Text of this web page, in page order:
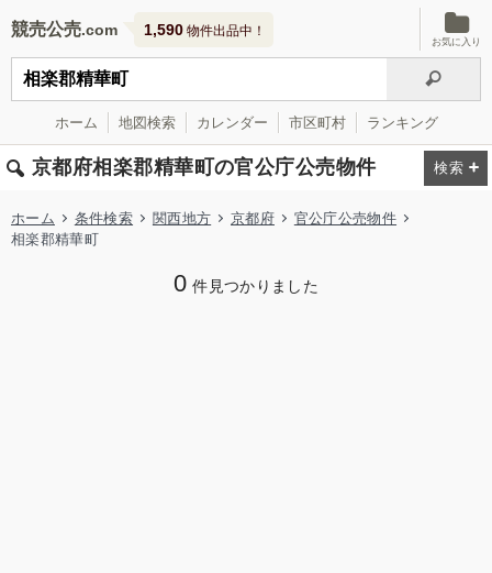
競売公売 1,590 物件出品中！
お気に入り
ホーム 地図検索 カレンダー 市区町村 ランキング
京都府相楽郡精華町の官公庁公売物件
ホーム 条件検索 関西地方 京都府
官公庁公売物件
相楽郡精華町
0 件見つかりました